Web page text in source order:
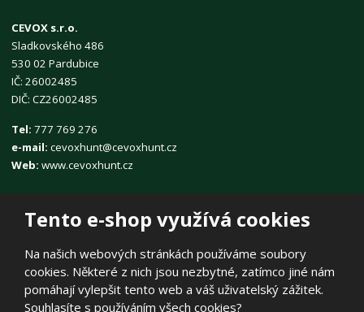
Tento e-shop využívá cookies
Na našich webových stránkách používáme soubory
cookies. Některé z nich jsou nezbytné, zatímco jiné nám
pomáhají vylepšit tento web a váš uživatelský zážitek.
Souhlasíte s používáním všech cookies?
CEVOX s.r.o.
Sladkovského 486
530 02 Pardubice
IČ: 26002485
DIČ: CZ26002485
Tel:777 769 276
e-mail: cevoxhunt@cevoxhunt.cz
Web: www.cevoxhunt.cz
© 2026, CEVOX s.r.o.
Prohlášení o přístupnosti|Ochrana osobních údajů| Mapa stránek